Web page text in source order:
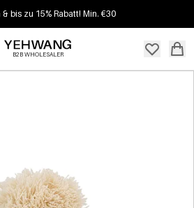
bis zu 15% Rabatt! Min. €30
B2B WHOLESALER